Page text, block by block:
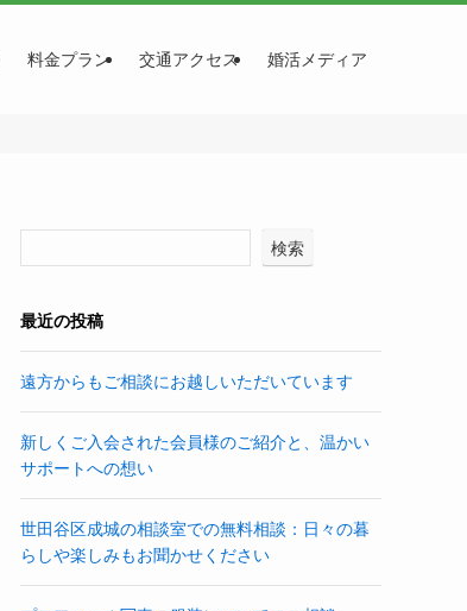
料金プラン 交通アクセス 婚活メディア
検索
最近の投稿
遠方からもご相談にお越しいただいています
新しくご入会された会員様のご紹介と、温かい
サポートへの想い
世田谷区成城の相談室での無料相談：日々の暮
らしや楽しみもお聞かせください